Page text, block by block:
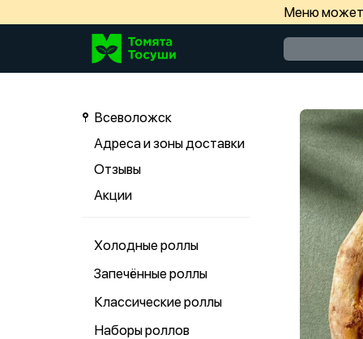
Меню может
Всеволожск
Адреса и зоны доставки
Отзывы
Акции
Холодные роллы
Запечённые роллы
Классические роллы
Наборы роллов